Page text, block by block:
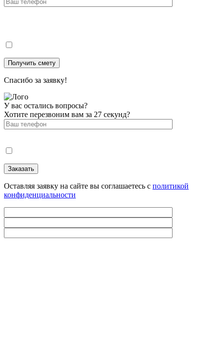
Спасибо за заявку!
У вас остались вопросы?
Хотите перезвоним вам за 27 секунд?
Оставляя заявку на сайте вы соглашаетесь с политикой
конфиденциальности